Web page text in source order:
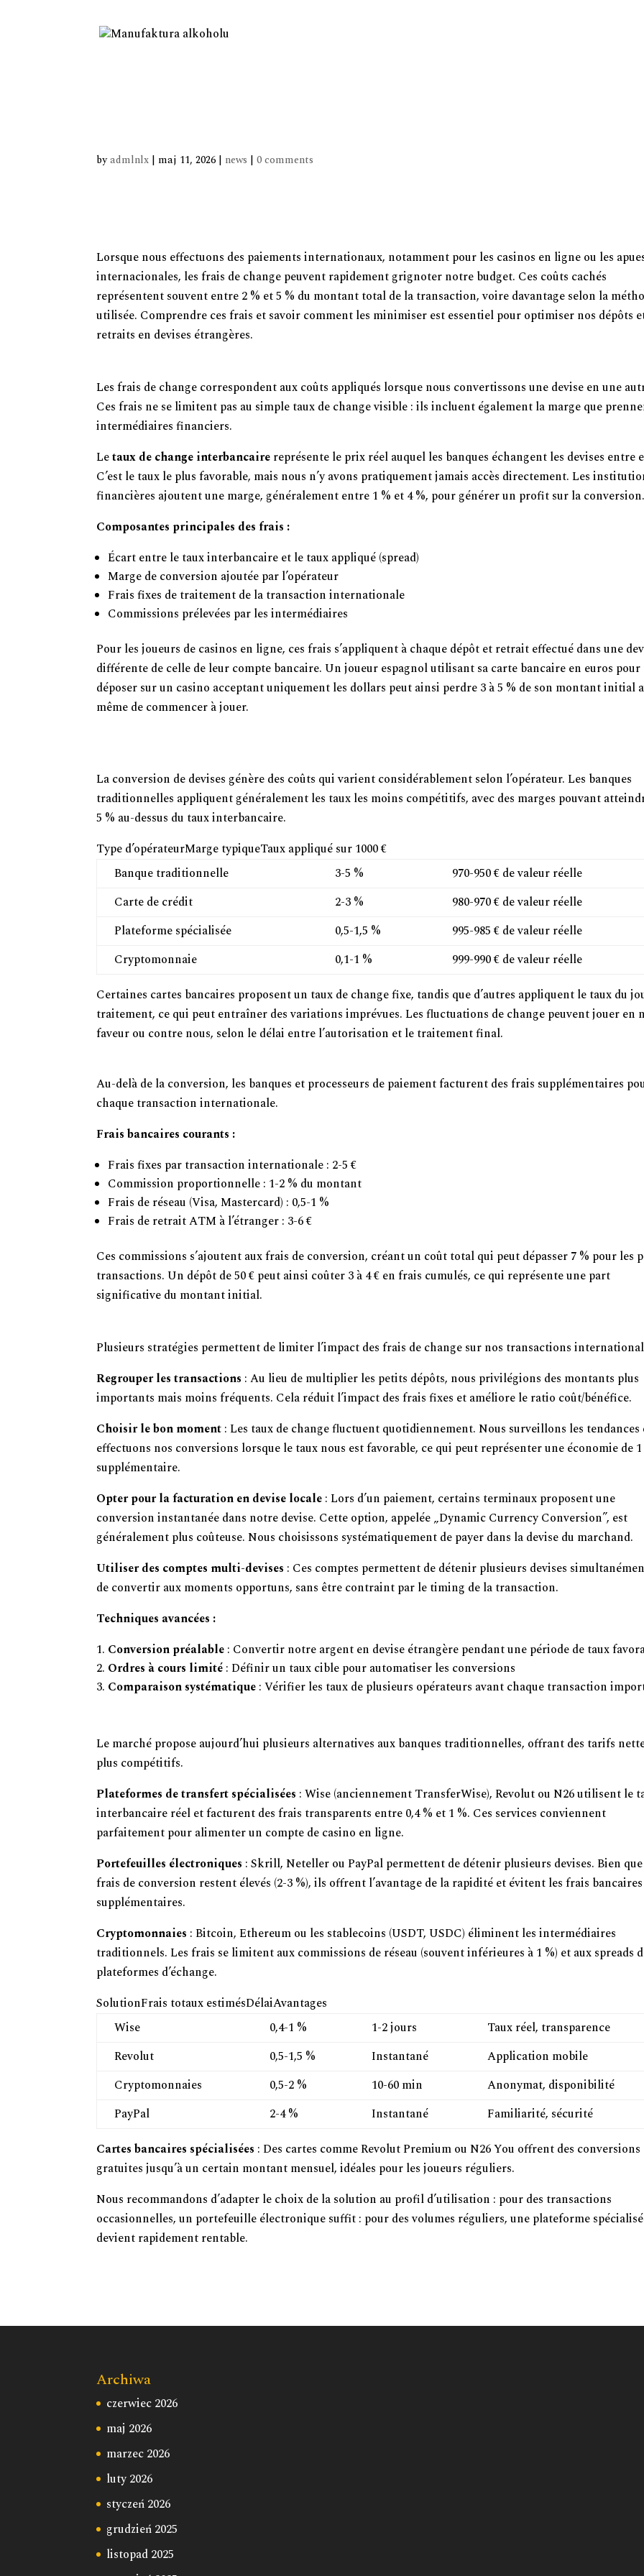
byadmlnlx | maj 11, 2026 | news |0 comments
Lorsque nous effectuons des paiements internationaux, notamment pour les casinos en ligne ou les
internacionales, les frais de change peuvent rapidement grignoter notre budget. Ces coûts cachés
représentent souvent entre 2 % et 5 % du montant total de la transaction, voire davantage selon la
utilisée. Comprendre ces frais et savoir comment les minimiser est essentiel pour optimiser nos dépôts
retraits en devises étrangères.
Les frais de change correspondent aux coûts appliqués lorsque nous convertissons une devise en une
Ces frais ne se limitent pas au simple taux de change visible : ils incluent également la marge que
intermédiaires financiers.
Letaux de change interbancaire représente le prix réel auquel les banques échangent les devises entre
C’est le taux le plus favorable, mais nous n’y avons pratiquement jamais accès directement. Les
financières ajoutent une marge, généralement entre 1 % et 4 %, pour générer un profit sur la conversion.
Composantes principales des frais :
Écart entre le taux interbancaire et le taux appliqué (spread)
Marge de conversion ajoutée par l’opérateur
Frais fixes de traitement de la transaction internationale
Commissions prélevées par les intermédiaires
Pour les joueurs de casinos en ligne, ces frais s’appliquent à chaque dépôt et retrait effectué dans une
différente de celle de leur compte bancaire. Un joueur espagnol utilisant sa carte bancaire en euros pour
déposer sur un casino acceptant uniquement les dollars peut ainsi perdre 3 à 5 % de son montant initial
même de commencer à jouer.
La conversion de devises génère des coûts qui varient considérablement selon l’opérateur. Les banques
traditionnelles appliquent généralement les taux les moins compétitifs, avec des marges pouvant
5 % au-dessus du taux interbancaire.
Type d’opérateurMarge typiqueTaux appliqué sur 1000 €
Banque traditionnelle
3-5 %
970-950 € de valeur réelle
Carte de crédit
2-3 %
980-970 € de valeur réelle
Plateforme spécialisée
0,5-1,5 %
995-985 € de valeur réelle
Cryptomonnaie
0,1-1 % 999-990 € de valeur réelle
Certaines cartes bancaires proposent un taux de change fixe, tandis que d’autres appliquent le taux du
traitement, ce qui peut entraîner des variations imprévues. Les fluctuations de change peuvent jouer en
faveur ou contre nous, selon le délai entre l’autorisation et le traitement final.
Au-delà de la conversion, les banques et processeurs de paiement facturent des frais supplémentaires
chaque transaction internationale.
Frais bancaires courants :
Frais fixes par transaction internationale : 2-5 €
Commission proportionnelle : 1-2 % du montant
Frais de réseau (Visa, Mastercard) : 0,5-1 %
Frais de retrait ATM à l’étranger : 3-6 €
Ces commissions s’ajoutent aux frais de conversion, créant un coût total qui peut dépasser 7 % pour les
transactions. Un dépôt de 50 € peut ainsi coûter 3 à 4 € en frais cumulés, ce qui représente une part
significative du montant initial.
Plusieurs stratégies permettent de limiter l’impact des frais de change sur nos transactions
Regrouper les transactions : Au lieu de multiplier les petits dépôts, nous privilégions des montants plus
importants mais moins fréquents. Cela réduit l’impact des frais fixes et améliore le ratio coût/bénéfice.
Choisir le bon moment : Les taux de change fluctuent quotidiennement. Nous surveillons les tendances
effectuons nos conversions lorsque le taux nous est favorable, ce qui peut représenter une économie de 1
supplémentaire.
Opter pour la facturation en devise locale : Lors d’un paiement, certains terminaux proposent une
conversion instantanée dans notre devise. Cette option, appelée „Dynamic Currency Conversion”, est
généralement plus coûteuse. Nous choisissons systématiquement de payer dans la devise du marchand.
Utiliser des comptes multi-devises : Ces comptes permettent de détenir plusieurs devises
de convertir aux moments opportuns, sans être contraint par le timing de la transaction.
Techniques avancées :
Conversion préalable : Convertir notre argent en devise étrangère pendant une période de taux
Ordres à cours limité : Définir un taux cible pour automatiser les conversions
Comparaison systématique : Vérifier les taux de plusieurs opérateurs avant chaque transaction
Le marché propose aujourd’hui plusieurs alternatives aux banques traditionnelles, offrant des tarifs
plus compétitifs.
Plateformes de transfert spécialisées : Wise (anciennement TransferWise), Revolut ou N26 utilisent le
interbancaire réel et facturent des frais transparents entre 0,4 % et 1 %. Ces services conviennent
parfaitement pour alimenter un compte de casino en ligne.
Portefeuilles électroniques : Skrill, Neteller ou PayPal permettent de détenir plusieurs devises. Bien
frais de conversion restent élevés (2-3 %), ils offrent l’avantage de la rapidité et évitent les frais bancaires
supplémentaires.
Cryptomonnaies : Bitcoin, Ethereum ou les stablecoins (USDT, USDC) éliminent les intermédiaires
traditionnels. Les frais se limitent aux commissions de réseau (souvent inférieures à 1 %) et aux spreads
plateformes d’échange.
SolutionFrais totaux estimésDélaiAvantages
Wise
0,4-1 % 1-2 jours
Taux réel, transparence
Revolut
0,5-1,5 % Instantané
Application mobile
Cryptomonnaies
0,5-2 % 10-60 min
Anonymat, disponibilité
PayPal
2-4 % Instantané Familiarité, sécurité
Cartes bancaires spécialisées : Des cartes comme Revolut Premium ou N26 You offrent des conversions
gratuites jusqu’à un certain montant mensuel, idéales pour les joueurs réguliers.
Nous recommandons d’adapter le choix de la solution au profil d’utilisation : pour des transactions
occasionnelles, un portefeuille électronique suffit : pour des volumes réguliers, une plateforme
devient rapidement rentable.
Archiwa
czerwiec 2026
maj 2026
marzec 2026
luty 2026
styczeń 2026
grudzień 2025
listopad 2025